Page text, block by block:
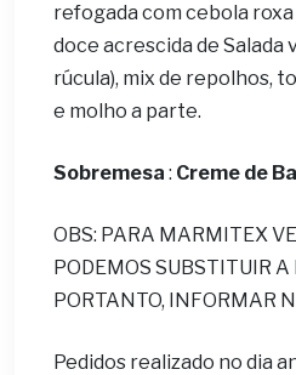
refogada com cebola
doce acrescida de Salada
rúcula), mix de repolhos,
e molho a parte.
Sobremesa : Creme de
OBS: PARA MARMITEX
PODEMOS SUBSTITUIR A
PORTANTO, INFORMAR
Pedidos realizado no dia